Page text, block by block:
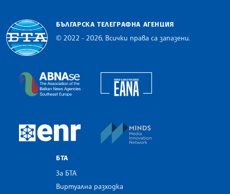
БЪЛГАРСКА ТЕЛЕГРАФНА АГЕНЦИЯ
© 2022 - 2026, Всички права са запазени.
The Assocoation of the Balkan News Agencies
European Newsroom
БТА
За БТА
Виртуална разходка